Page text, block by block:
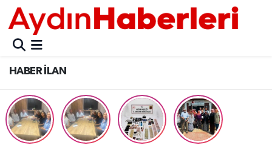
HABER İLAN
GÜNCEL
POLİTİKA
BELEDİYELER
ASAYİŞ
Aydın Nöbetçi Eczaneler
Aydın Hava Durumu
Aydin Namaz Vakitleri
Aydın Trafik Yoğunluk Haritası